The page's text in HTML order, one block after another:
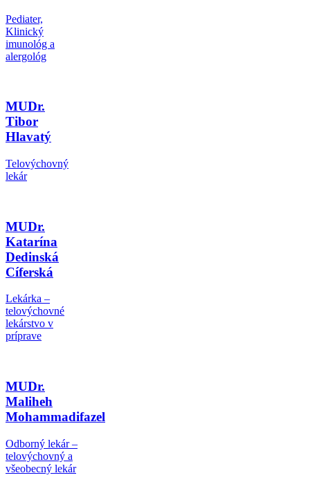
Pediater,
Klinický
imunológ a
alergológ
MUDr.
Tibor
Hlavatý
Telovýchovný
lekár
MUDr.
Katarína
Dedinská
Cíferská
Lekárka –
telovýchovné
lekárstvo v
príprave
MUDr.
Maliheh
Mohammadifazel
Odborný lekár –
telovýchovný a
všeobecný lekár